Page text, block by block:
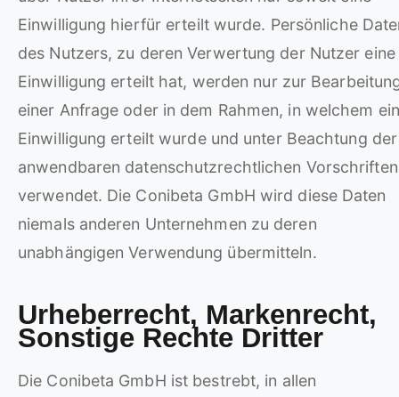
Einwilligung hierfür erteilt wurde. Persönliche
des Nutzers, zu deren Verwertung der Nutzer eine
Einwilligung erteilt hat, werden nur zur
einer Anfrage oder in dem Rahmen, in welchem
Einwilligung erteilt wurde und unter Beachtung der
anwendbaren datenschutzrechtlichen
verwendet. Die Conibeta GmbH wird diese Daten
niemals anderen Unternehmen zu deren
unabhängigen Verwendung übermitteln.
Urheberrecht, Markenrecht,
Sonstige Rechte Dritter
Die Conibeta GmbH ist bestrebt, in allen